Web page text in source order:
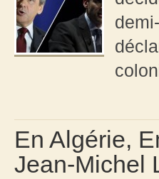
En Algérie,
Jean-Michel